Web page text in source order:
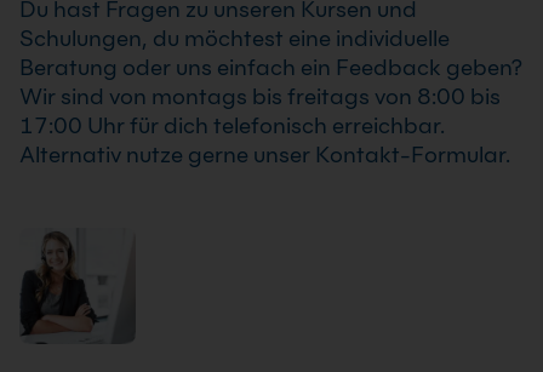
Unternehmens an.
Du hast Fragen zu unseren Kursen und
Schulungen, du möchtest eine individuelle
Beratung oder uns einfach ein Feedback geben?
Wir sind von montags bis freitags von 8:00 bis
17:00 Uhr für dich telefonisch erreichbar.
Alternativ nutze gerne unser Kontakt-Formular.